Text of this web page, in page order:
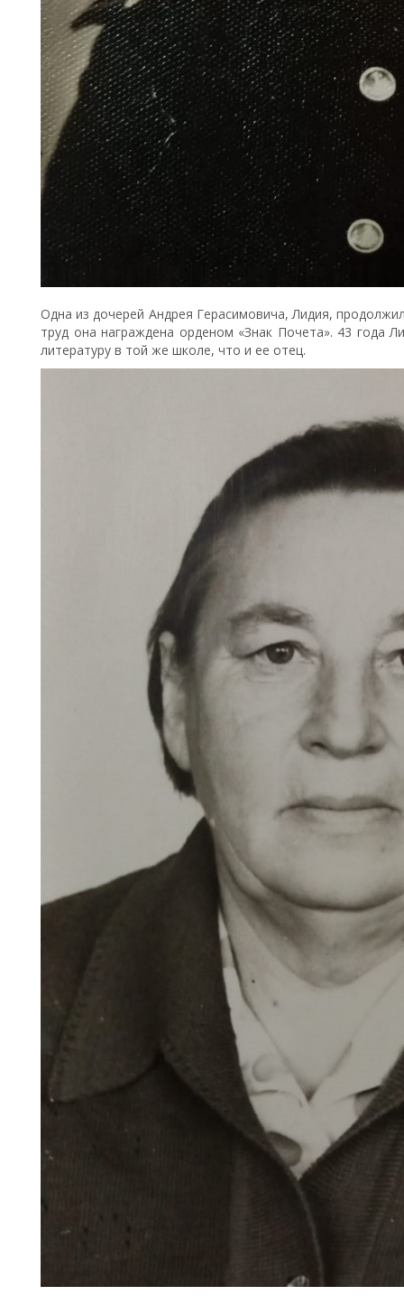
Одна из дочерей Андрея Герасимовича, Лидия,
труд она награждена орденом «Знак Почета». 43 года
литературу в той же школе, что и ее отец.